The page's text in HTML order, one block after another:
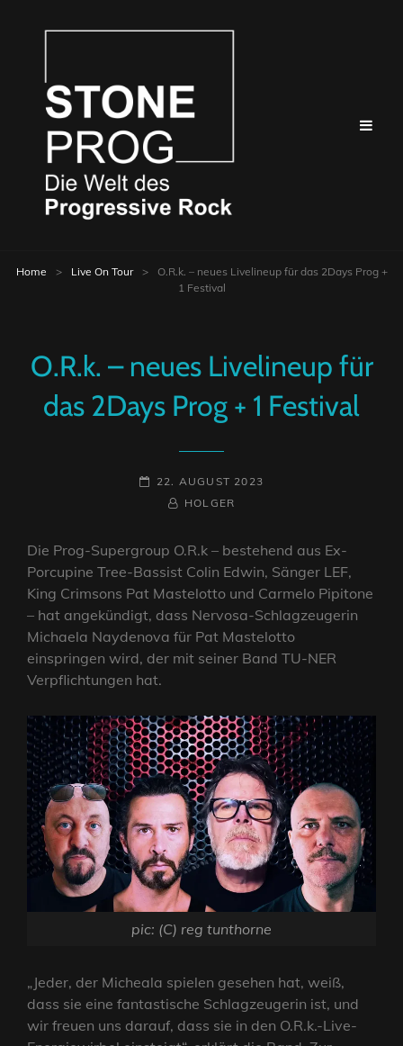
Home > Live On Tour >
O.R.k. – neues Livelineup für das 2Days Prog +
1 Festival
O.R.k. – neues Livelineup für
das 2Days Prog + 1 Festival
POSTED-
22. AUGUST 2023
BY
BYLINEHOLGER
Die Prog-Supergroup O.R.k – bestehend aus Ex-
Porcupine Tree-Bassist Colin Edwin, Sänger LEF,
King Crimsons Pat Mastelotto und Carmelo Pipitone
– hat angekündigt, dass Nervosa-Schlagzeugerin
Michaela Naydenova für Pat Mastelotto
einspringen wird, der mit seiner Band TU-NER
Verpflichtungen hat.
pic: (C) reg tunthorne
„Jeder, der Micheala spielen gesehen hat, weiß,
dass sie eine fantastische Schlagzeugerin ist, und
wir freuen uns darauf, dass sie in den O.R.k.-Live-